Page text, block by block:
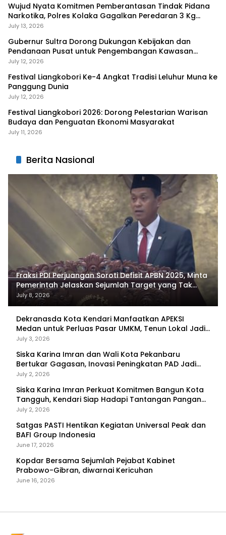
Wujud Nyata Komitmen Pemberantasan Tindak Pidana
Narkotika, Polres Kolaka Gagalkan Peredaran 3 Kg
Sabu-Sabu
July 13, 2026
Gubernur Sultra Dorong Dukungan Kebijakan dan
Pendanaan Pusat untuk Pengembangan Kawasan
Liangkobhori
July 12, 2026
Festival Liangkobori Ke-4 Angkat Tradisi Leluhur Muna ke
Panggung Dunia
July 12, 2026
Festival Liangkobori 2026: Dorong Pelestarian Warisan
Budaya dan Penguatan Ekonomi Masyarakat
July 11, 2026
Berita Nasional
Fraksi PDI Perjuangan Soroti Defisit APBN 2025, Minta
Pemerintah Jelaskan Sejumlah Target yang Tak
Tercapai
July 8, 2026
Dekranasda Kota Kendari Manfaatkan APEKSI
Medan untuk Perluas Pasar UMKM, Tenun Lokal Jadi
Primadona
July 3, 2026
Siska Karina Imran dan Wali Kota Pekanbaru
Bertukar Gagasan, Inovasi Peningkatan PAD Jadi
Fokus Diskusi
July 2, 2026
Siska Karina Imran Perkuat Komitmen Bangun Kota
Tangguh, Kendari Siap Hadapi Tantangan Pangan
dan Bencana
July 2, 2026
Satgas PASTI Hentikan Kegiatan Universal Peak dan
BAFI Group Indonesia
June 17, 2026
Kopdar Bersama Sejumlah Pejabat Kabinet
Prabowo-Gibran, diwarnai Kericuhan
June 16, 2026